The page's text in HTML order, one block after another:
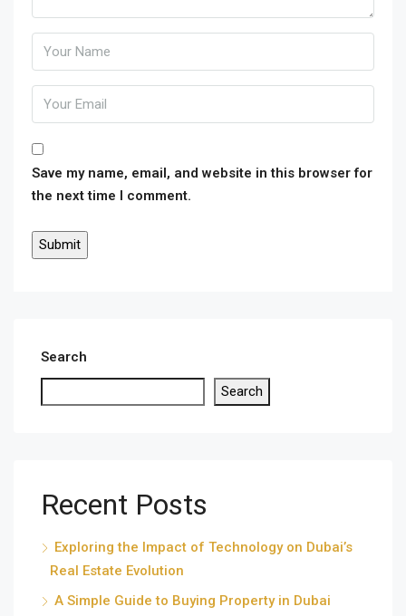
Save my name, email, and website in this browser for
the next time I comment.
Search
Search
Recent Posts
Exploring the Impact of Technology on Dubai’s
Real Estate Evolution
A Simple Guide to Buying Property in Dubai